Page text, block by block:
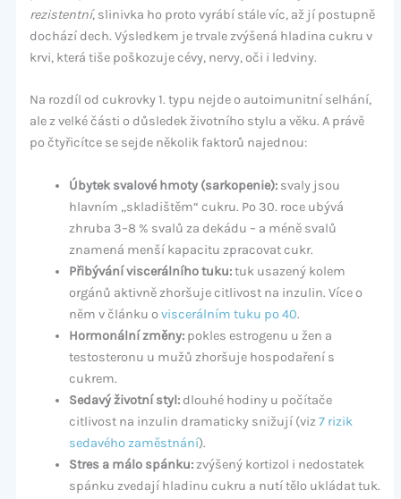
rezistentní, slinivka ho proto vyrábí stále víc, až jí postupně
dochází dech. Výsledkem je trvale zvýšená hladina cukru v
krvi, která tiše poškozuje cévy, nervy, oči i ledviny.
Na rozdíl od cukrovky 1. typu nejde o autoimunitní selhání,
ale z velké části o důsledek životního stylu a věku. A právě
po čtyřicítce se sejde několik faktorů najednou:
Úbytek svalové hmoty (sarkopenie):svaly jsou
hlavním „skladištěm“ cukru. Po 30. roce ubývá
zhruba 3–8 % svalů za dekádu – a méně svalů
znamená menší kapacitu zpracovat cukr.
Přibývání viscerálního tuku:tuk usazený kolem
orgánů aktivně zhoršuje citlivost na inzulin. Více o
něm v článku oviscerálním tuku po 40.
Hormonální změny:pokles estrogenu u žen a
testosteronu u mužů zhoršuje hospodaření s
cukrem.
Sedavý životní styl:dlouhé hodiny u počítače
citlivost na inzulin dramaticky snižují (viz 7 rizik
sedavého zaměstnání).
Stres a málo spánku:zvýšený kortizol i nedostatek
spánku zvedají hladinu cukru a nutí tělo ukládat tuk.